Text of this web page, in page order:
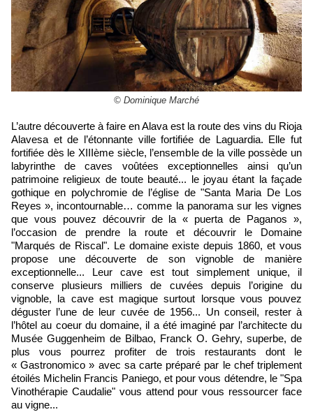
© Dominique Marché
L’autre découverte à faire en Alava est la route des vins du Rioja
Alavesa et de l’étonnante ville fortifiée de Laguardia. Elle fut
fortifiée dès le XIIIème siècle, l’ensemble de la ville possède un
labyrinthe de caves voûtées exceptionnelles ainsi qu’un
patrimoine religieux de toute beauté... le joyau étant la façade
gothique en polychromie de l’église de "Santa Maria De Los
Reyes », incontournable… comme la panorama sur les vignes
que vous pouvez découvrir de la « puerta de Paganos »,
l’occasion de prendre la route et découvrir le Domaine
"Marqués de Riscal". Le domaine existe depuis 1860, et vous
propose une découverte de son vignoble de manière
exceptionnelle... Leur cave est tout simplement unique, il
conserve plusieurs milliers de cuvées depuis l’origine du
vignoble, la cave est magique surtout lorsque vous pouvez
déguster l’une de leur cuvée de 1956... Un conseil, rester à
l’hôtel au coeur du domaine, il a été imaginé par l’architecte du
Musée Guggenheim de Bilbao, Franck O. Gehry, superbe, de
plus vous pourrez profiter de trois restaurants dont le
« Gastronomico » avec sa carte préparé par le chef triplement
étoilés Michelin Francis Paniego, et pour vous détendre, le "Spa
Vinothérapie Caudalie" vous attend pour vous ressourcer face
au vigne...